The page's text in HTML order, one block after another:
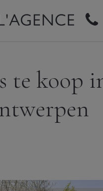
te koop